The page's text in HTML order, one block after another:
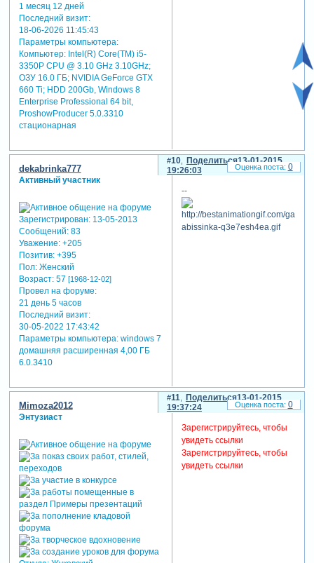
1 месяц 12 дней
Последний визит:
18-06-2026 11:45:43
Параметры компьютера:
Компьютер: Intel(R) Core(TM) i5-
3350P CPU @ 3.10 GHz 3.10GHz;
ОЗУ 16.0 ГБ; NVIDIA GeForce GTX
660 Ti; HDD 200Gb, Windows 8
Enterprise Professional 64 bit,
ProshowProducer 5.0.3310
стационарная
Поделиться
10
13-01-2015
19:26:03
dekabrinka777
Активный участник
Зарегистрирован: 13-05-2013
Сообщений:83
Уважение: +205
Позитив: +395
Пол:Женский
Возраст:57 [1968-12-02]
Провел на форуме:
21 день 5 часов
Последний визит:
30-05-2022 17:43:42
Параметры компьютера:windows 7
домашняя расширенная 4,00 ГБ
6.0.3410
--
0
Поделиться
11
13-01-2015
19:37:24
Mimoza2012
Энтузиаст
Зарегистрируйтесь, чтобы
увидеть ссылки
Зарегистрируйтесь, чтобы
увидеть ссылки
0